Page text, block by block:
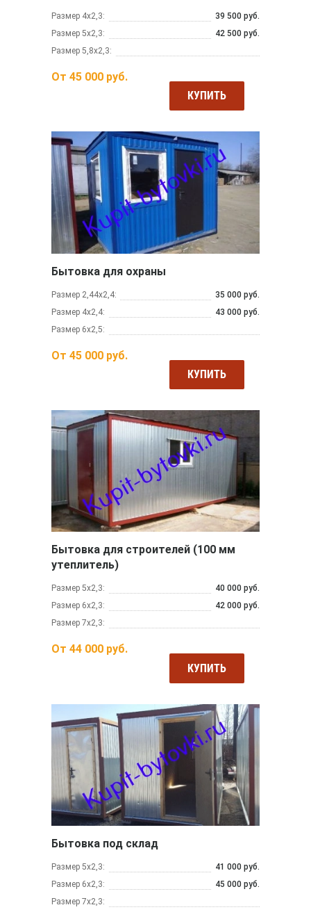
Размер 4х2,3:
39 500 руб.
Размер 5х2,3:
42 500 руб.
Размер 5,8х2,3:
От 45 000 руб.
КУПИТЬ
Бытовка для охраны
Размер 2,44х2,4:
35 000 руб.
Размер 4х2,4:
43 000 руб.
Размер 6х2,5:
От 45 000 руб.
КУПИТЬ
Бытовка для строителей (100 мм
утеплитель)
Размер 5х2,3:
40 000 руб.
Размер 6х2,3:
42 000 руб.
Размер 7х2,3:
От 44 000 руб.
КУПИТЬ
Бытовка под склад
Размер 5х2,3:
41 000 руб.
Размер 6х2,3:
45 000 руб.
Размер 7х2,3: